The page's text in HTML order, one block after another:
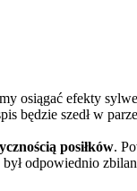
osiągać efekty
będzie szedł w
posiłków.
odpowiednio